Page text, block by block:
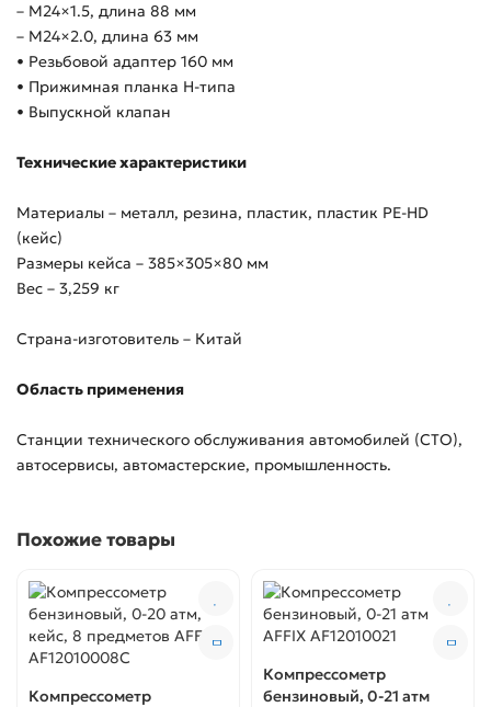
– М24×1.5, длина 88 мм
– М24×2.0, длина 63 мм
• Резьбовой адаптер 160 мм
• Прижимная планка Н-типа
• Выпускной клапан
Технические характеристики
Материалы – металл, резина, пластик, пластик PE-HD
(кейс)
Размеры кейса – 385×305×80 мм
Вес – 3,259 кг
Страна-изготовитель – Китай
Область применения
Станции технического обслуживания автомобилей (СТО),
автосервисы, автомастерские, промышленность.
Похожие товары
Компрессометр
Компрессометр
бензиновый, 0-21 атм